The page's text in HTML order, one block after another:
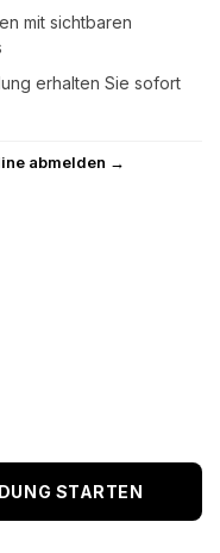
mit sichtbaren
erhalten Sie sofort
abmelden →
STARTEN